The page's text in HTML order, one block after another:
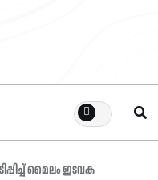
മൈലം ഇടവക